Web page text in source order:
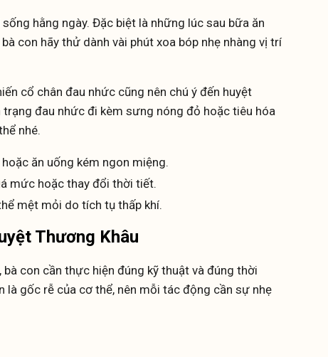
hằng ngày. Đặc biệt là những lúc sau bữa ăn
con hãy thử dành vài phút xoa bóp nhẹ nhàng vị trí
cổ chân đau nhức cũng nên chú ý đến huyệt
đau nhức đi kèm sưng nóng đỏ hoặc tiêu hóa
nhé.
ăn uống kém ngon miệng.
mức hoặc thay đổi thời tiết.
mệt mỏi do tích tụ thấp khí.
Thương Khâu
con cần thực hiện đúng kỹ thuật và đúng thời
là gốc rễ của cơ thể, nên mỗi tác động cần sự nhẹ